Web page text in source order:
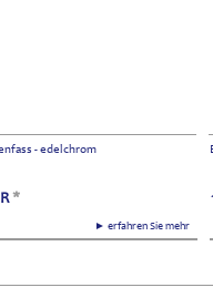
- edelchrom
► erfahren Sie mehr
*